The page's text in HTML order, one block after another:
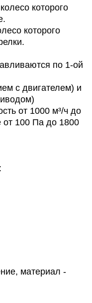
которого
которого
по 1-ой
с двигателем) и
от 1000 м³/ч до
от 100 Па до 1800
материал -